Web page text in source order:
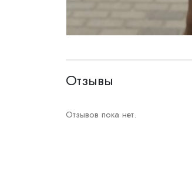
Отзывы
Отзывов пока нет.